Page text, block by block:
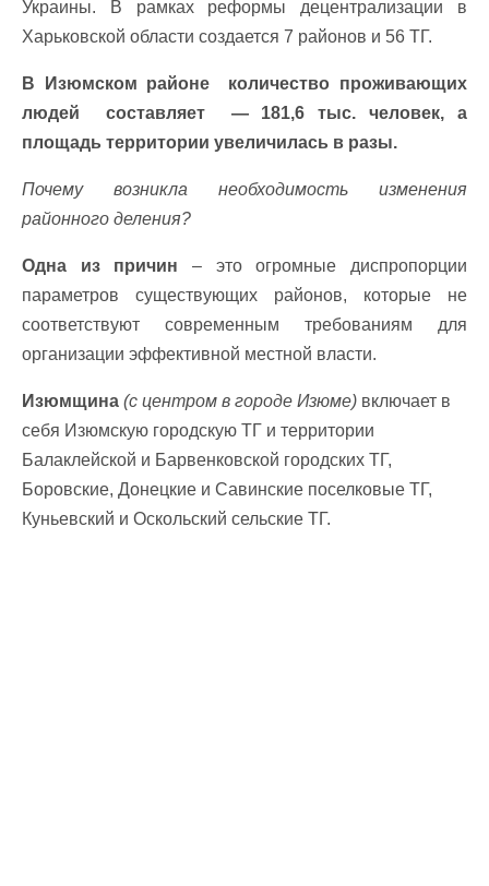
Украины. В рамках реформы децентрализации в
Харьковской области создается 7 районов и 56 ТГ.
В Изюмском районе количество проживающих
людей составляет — 181,6 тыс. человек, а
площадь территории увеличилась в разы.
Почему возникла необходимость изменения
районного деления?
Одна из причин – это огромные диспропорции
параметров существующих районов, которые не
соответствуют современным требованиям для
организации эффективной местной власти.
Изюмщина (с центром в городе Изюме) включает в
себя Изюмскую городскую ТГ и территории
Балаклейской и Барвенковской городских ТГ,
Боровские, Донецкие и Савинские поселковые ТГ,
Куньевский и Оскольский сельские ТГ.